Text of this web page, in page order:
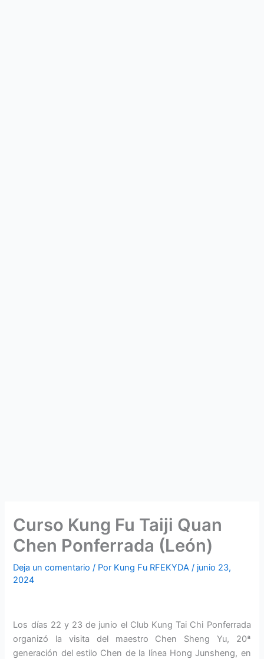
Curso Kung Fu Taiji Quan
Chen Ponferrada (León)
Deja un comentario / Por Kung Fu RFEKYDA/ junio 23,
2024
Los días 22 y 23 de junio el Club Kung Tai Chi Ponferrada
organizó la visita del maestro Chen Sheng Yu, 20ª
generación del estilo Chen de la línea Hong Junsheng, en